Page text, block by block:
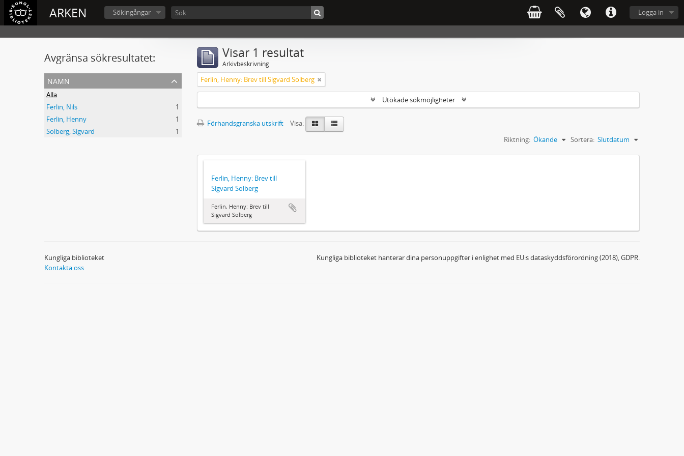
ARKEN Logga in
Sökingångar
Avgränsa sökresultatet:
namn
Alla
Ferlin, Nils
1
Ferlin, Henny
1
Solberg, Sigvard
1
Visar 1 resultat
Arkivbeskrivning
Ferlin, Henny: Brev till Sigvard Solberg
Utökade sökmöjligheter
Förhandsgranska utskrift
Visa:
Sortera: Slutdatum
Riktning: Ökande
Ferlin, Henny: Brev till
Sigvard Solberg
Ferlin, Henny: Brev till
Sigvard Solberg
Kungliga biblioteket
Kontakta oss
Kungliga biblioteket hanterar dina personuppgifter i enlighet med EU:s dataskyddsförordning (2018), GDPR.